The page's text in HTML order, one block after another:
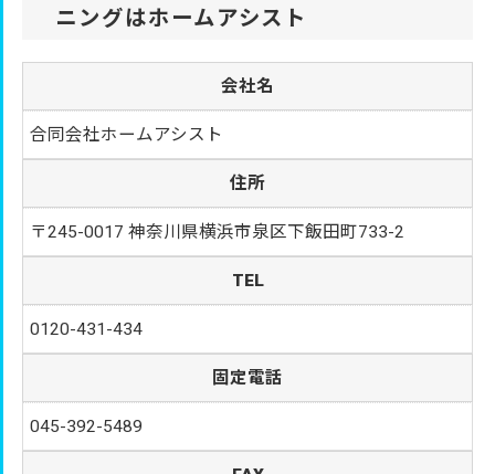
ニングはホームアシスト
会社名
合同会社ホームアシスト
住所
〒245-0017 神奈川県横浜市泉区下飯田町733-2
TEL
0120-431-434
固定電話
045-392-5489